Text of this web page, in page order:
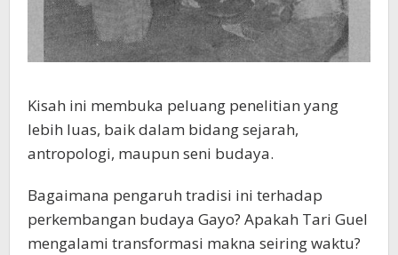
Kisah ini membuka peluang penelitian yang
lebih luas, baik dalam bidang sejarah,
antropologi, maupun seni budaya.
Bagaimana pengaruh tradisi ini terhadap
perkembangan budaya Gayo? Apakah Tari Guel
mengalami transformasi makna seiring waktu?